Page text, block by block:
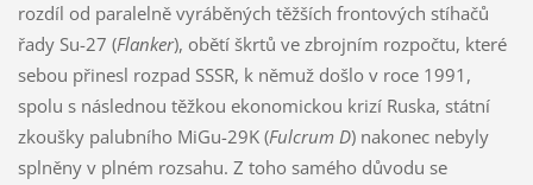
rozdíl od paralelně vyráběných těžších frontových stíhačů
řady Su-27 (Flanker), obětí škrtů ve zbrojním rozpočtu, které
sebou přinesl rozpad SSSR, k němuž došlo v roce 1991,
spolu s následnou těžkou ekonomickou krizí Ruska, státní
zkoušky palubního MiGu-29K (Fulcrum D) nakonec nebyly
splněny v plném rozsahu. Z toho samého důvodu se